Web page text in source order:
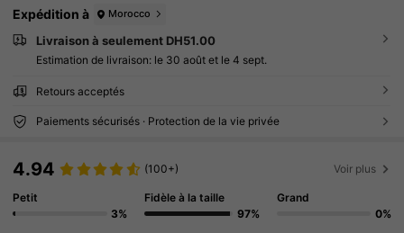
Expédition à Morocco
Livraison à seulement DH51.00
Estimation de livraison: le 30 août et le 4 sept.
Retours acceptés
Paiements sécurisés · Protection de la vie privée
4.94 (100+) Voir plus
Petit
3%
Fidèle à la taille
97%
Grand
0%